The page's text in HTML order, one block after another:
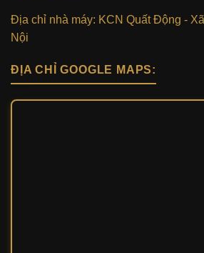
Địa chỉ nhà máy: KCN Quất Động -
Nội
ĐỊA CHỈ GOOGLE MAPS: